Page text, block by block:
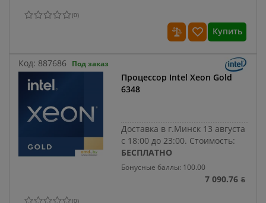
(0)
Купить
Код: 887686 Под заказ
Процессор Intel Xeon Gold
6348
Доставка в г.Минск 13 августа
с 18:00 до 23:00. Стоимость:
БЕСПЛАТНО
Бонусные баллы: 100.00
7 090.76 ƃ
(0)